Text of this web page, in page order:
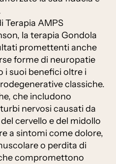
Terapia AMPS
la terapia Gondola
promettenti anche
forme di neuropatie
i suoi benefici oltre i
classiche.
che includono
nervosi causati da
cervello e del midollo
a sintomi come dolore,
o perdita di
compromettono